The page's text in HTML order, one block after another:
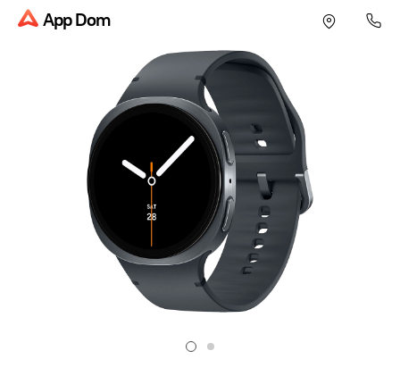
App Dom